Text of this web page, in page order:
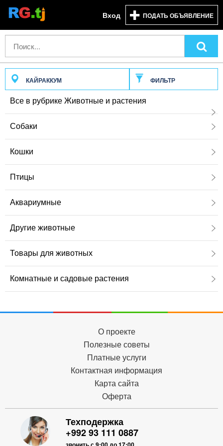
Вход ПОДАТЬ ОБЪЯВЛЕНИЕ
КАЙРАККУМ ФИЛЬТР
Все в рубрике Животные и растения
Собаки
Кошки
Птицы
Аквариумные
Другие животные
Товары для животных
Комнатные и садовые растения
О проекте
Полезные советы
Платные услуги
Контактная информация
Карта сайта
Оферта
Техподержка
+992 93 111 0887